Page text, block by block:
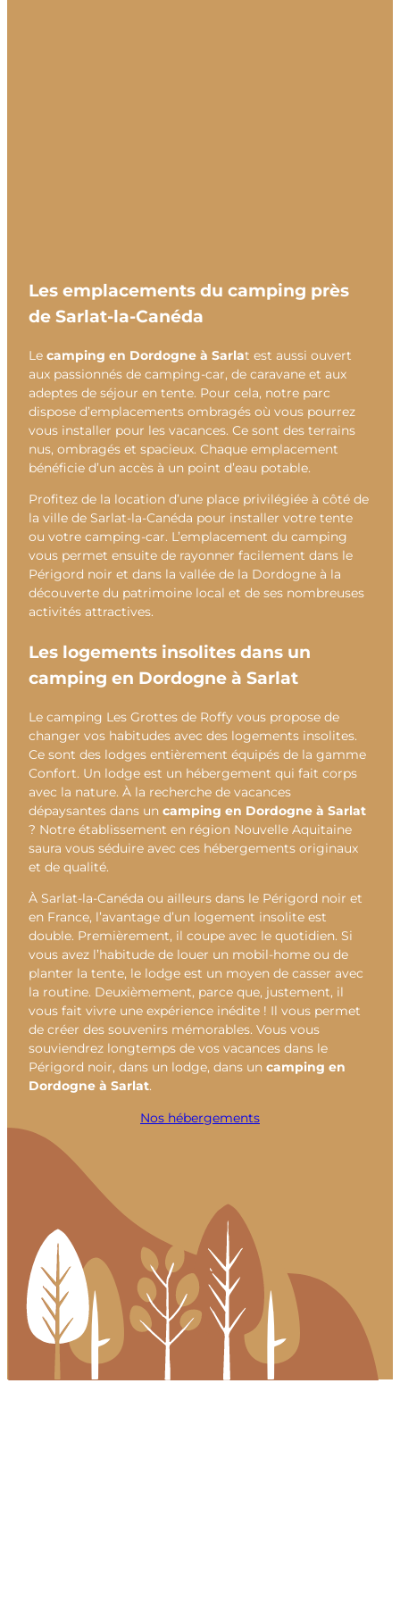
Les emplacements du camping près
de Sarlat-la-Canéda
Le camping en Dordogne à Sarlat est aussi ouvert
aux passionnés de camping-car, de caravane et aux
adeptes de séjour en tente. Pour cela, notre parc
dispose d’emplacements ombragés où vous pourrez
vous installer pour les vacances. Ce sont des terrains
nus, ombragés et spacieux. Chaque emplacement
bénéficie d’un accès à un point d’eau potable.
Profitez de la location d’une place privilégiée à côté de
la ville de Sarlat-la-Canéda pour installer votre tente
ou votre camping-car. L’emplacement du camping
vous permet ensuite de rayonner facilement dans le
Périgord noir et dans la vallée de la Dordogne à la
découverte du patrimoine local et de ses nombreuses
activités attractives.
Les logements insolites dans un
camping en Dordogne à Sarlat
Le camping Les Grottes de Roffy vous propose de
changer vos habitudes avec des logements insolites.
Ce sont des lodges entièrement équipés de la gamme
Confort. Un lodge est un hébergement qui fait corps
avec la nature. À la recherche de vacances
dépaysantes dans un camping en Dordogne à Sarlat
? Notre établissement en région Nouvelle Aquitaine
saura vous séduire avec ces hébergements originaux
et de qualité.
À Sarlat-la-Canéda ou ailleurs dans le Périgord noir et
en France, l’avantage d’un logement insolite est
double. Premièrement, il coupe avec le quotidien. Si
vous avez l’habitude de louer un mobil-home ou de
planter la tente, le lodge est un moyen de casser avec
la routine. Deuxièmement, parce que, justement, il
vous fait vivre une expérience inédite ! Il vous permet
de créer des souvenirs mémorables. Vous vous
souviendrez longtemps de vos vacances dans le
Périgord noir, dans un lodge, dans un camping en
Dordogne à Sarlat.
Nos hébergements